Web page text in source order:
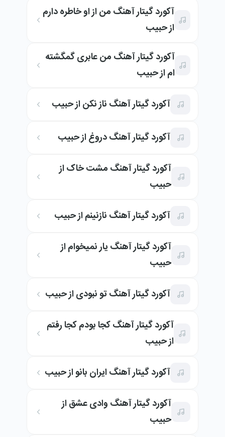
آکورد گیتار آهنگ من از او خاطره دارم
از حبیب
آکورد گیتار آهنگ من عابری گمگشته
ام از حبیب
آکورد گیتار آهنگ ناز نکن از حبیب
آکورد گیتار آهنگ دروغ از حبیب
آکورد گیتار آهنگ مشت خاک از
حبیب
آکورد گیتار آهنگ نازنینم از حبیب
آکورد گیتار آهنگ یار نمیخوام از
حبیب
آکورد گیتار آهنگ تو نبودی از حبیب
آکورد گیتار آهنگ کجا بودم کجا رفتم
از حبیب
آکورد گیتار آهنگ ایران بانو از حبیب
آکورد گیتار آهنگ وادی عشق از
حبیب